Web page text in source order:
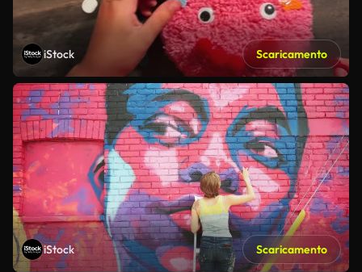
iStock Scaricamento
iStock Scaricamento